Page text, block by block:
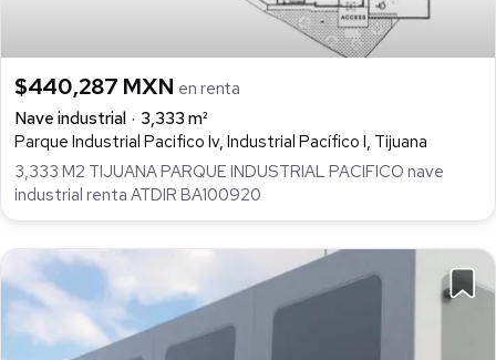
$440,287 MXN en renta
Nave industrial
3,333 m²
Parque Industrial Pacifico Iv, Industrial Pacífico I, Tijuana
3,333 M2 TIJUANA PARQUE INDUSTRIAL PACIFICO nave
industrial renta ATDIR BA100920